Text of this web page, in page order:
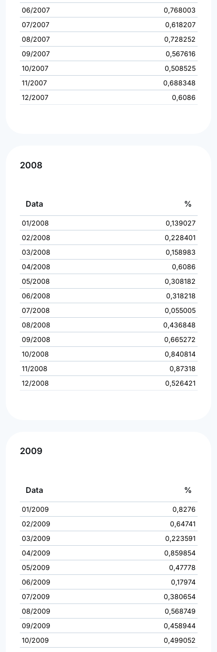
06/2007
0,768003
07/2007
0,618207
08/2007
0,728252
09/2007
0,567616
10/2007
0,508525
11/2007
0,688348
12/2007
0,6086
2008
Data %
01/2008
0,139027
02/2008
0,228401
03/2008
0,158983
04/2008
0,6086
05/2008
0,308182
06/2008
0,318218
07/2008
0,055005
08/2008
0,436848
09/2008
0,665272
10/2008
0,840814
11/2008
0,87318
12/2008
0,526421
2009
Data %
01/2009
0,8276
02/2009
0,64741
03/2009
0,223591
04/2009
0,859854
05/2009
0,47778
06/2009
0,17974
07/2009
0,380654
08/2009
0,568749
09/2009
0,458944
10/2009
0,499052